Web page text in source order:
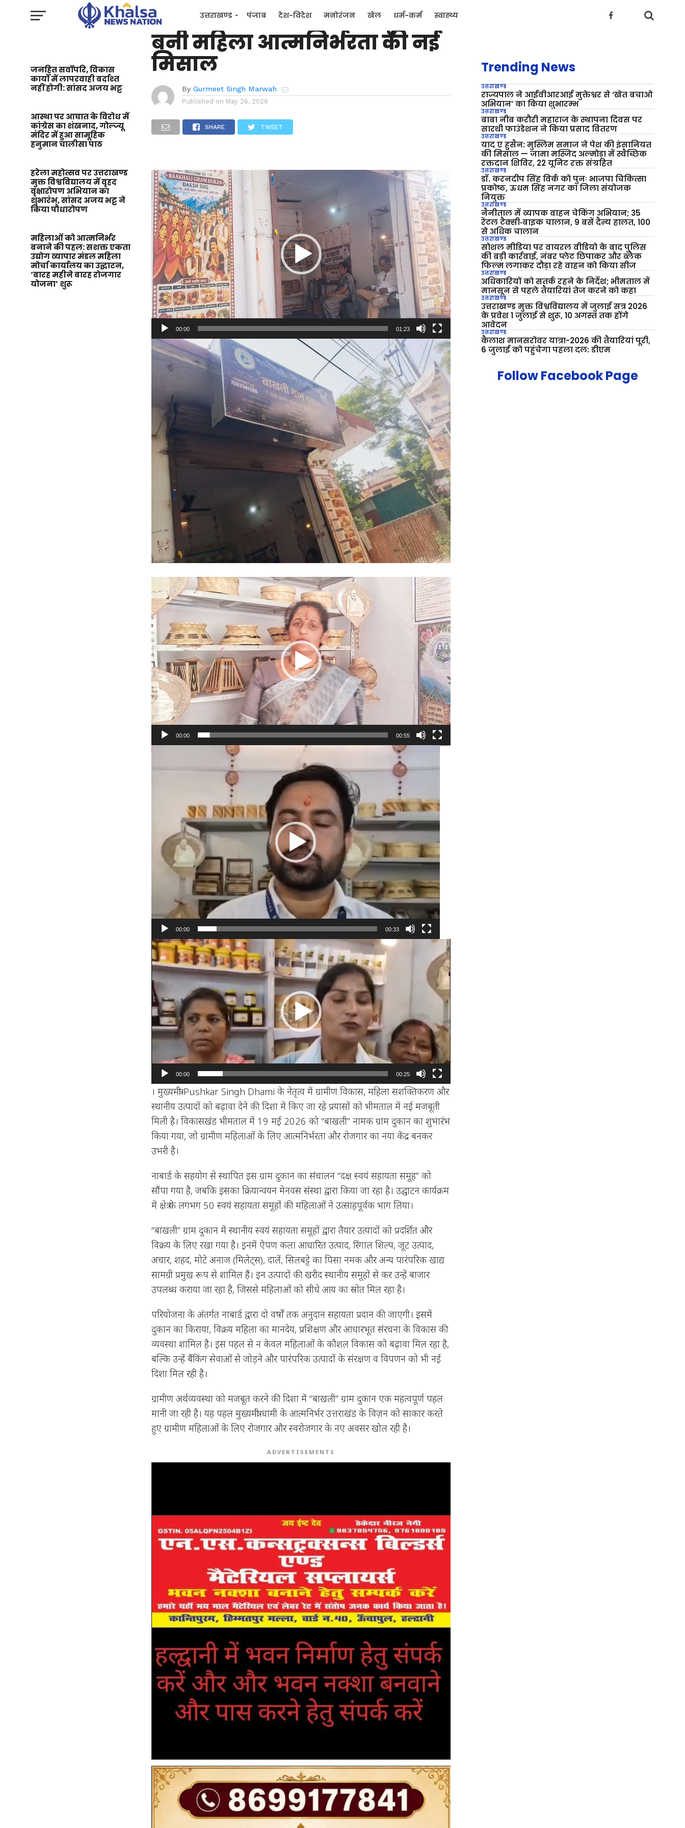
उत्तराखण्ड पंजाब देश-विदेश मनोरंजन खेल धर्म-कर्म स्वास्थ्य
प्रशासनिक जन मुद्दे
जनहित सर्वोपरि, विकास
कार्यों में लापरवाही बर्दाश्त
नहीं होगी: सांसद अजय भट्ट
आस्था पर आघात के विरोध में
कांग्रेस का शंखनाद, गोल्ज्यू
मंदिर में हुआ सामूहिक
हनुमान चालीसा पाठ
हरेला महोत्सव पर उत्तराखण्ड
मुक्त विश्वविद्यालय में वृहद
वृक्षारोपण अभियान का
शुभारंभ, सांसद अजय भट्ट ने
किया पौधारोपण
महिलाओं को आत्मनिर्भर
बनाने की पहल: सशक्त एकता
उद्योग व्यापार मंडल महिला
मोर्चा कार्यालय का उद्घाटन,
‘बारह महीने बारह रोजगार
योजना’ शुरू
भीमताल में ‘बाखली’ ग्राम दुकान
बनी महिला आत्मनिर्भरता की नई
मिसाल
By Gurmeet Singh Marwah
Published on May 26, 2026
SHARE TWEET
Video
Player
00:00 01:23
Video
Player
00:00 00:55
Video
00:00 00:33
Video
Player
00:00 00:25
। मुख्यमंत्री Pushkar Singh Dhami के नेतृत्व में ग्रामीण विकास, महिला सशक्तिकरण और
स्थानीय उत्पादों को बढ़ावा देने की दिशा में किए जा रहे प्रयासों को भीमताल में नई मजबूती
मिली है। विकासखंड भीमताल में 19 मई 2026 को “बाखली” नामक ग्राम दुकान का शुभारंभ
किया गया, जो ग्रामीण महिलाओं के लिए आत्मनिर्भरता और रोजगार का नया केंद्र बनकर
उभरी है।
नाबार्ड के सहयोग से स्थापित इस ग्राम दुकान का संचालन “दक्ष स्वयं सहायता समूह” को
सौंपा गया है, जबकि इसका क्रियान्वयन मेनवस संस्था द्वारा किया जा रहा है। उद्घाटन कार्यक्रम
में क्षेत्र के लगभग 50 स्वयं सहायता समूहों की महिलाओं ने उत्साहपूर्वक भाग लिया।
“बाखली” ग्राम दुकान में स्थानीय स्वयं सहायता समूहों द्वारा तैयार उत्पादों को प्रदर्शित और
विक्रय के लिए रखा गया है। इनमें ऐपण कला आधारित उत्पाद, रिंगाल शिल्प, जूट उत्पाद,
अचार, शहद, मोटे अनाज (मिलेट्स), दालें, सिलबट्टे का पिसा नमक और अन्य पारंपरिक खाद्य
सामग्री प्रमुख रूप से शामिल हैं। इन उत्पादों की खरीद स्थानीय समूहों से कर उन्हें बाजार
उपलब्ध कराया जा रहा है, जिससे महिलाओं को सीधे आय का स्रोत मिल रहा है।
परियोजना के अंतर्गत नाबार्ड द्वारा दो वर्षों तक अनुदान सहायता प्रदान की जाएगी। इसमें
दुकान का किराया, विक्रय महिला का मानदेय, प्रशिक्षण और आधारभूत संरचना के विकास की
व्यवस्था शामिल है। इस पहल से न केवल महिलाओं के कौशल विकास को बढ़ावा मिल रहा है,
बल्कि उन्हें बैंकिंग सेवाओं से जोड़ने और पारंपरिक उत्पादों के संरक्षण व विपणन को भी नई
दिशा मिल रही है।
ग्रामीण अर्थव्यवस्था को मजबूत करने की दिशा में “बाखली” ग्राम दुकान एक महत्वपूर्ण पहल
मानी जा रही है। यह पहल मुख्यमंत्री धामी के आत्मनिर्भर उत्तराखंड के विज़न को साकार करते
हुए ग्रामीण महिलाओं के लिए रोजगार और स्वरोजगार के नए अवसर खोल रही है।
ADVERTISEMENTS
Trending News
उत्तराखण्ड
राज्यपाल ने आईवीआरआई मुक्तेश्वर से ‘खेत बचाओ
अभियान’ का किया शुभारम्भ
उत्तराखण्ड
बाबा नीब करौरी महाराज के स्थापना दिवस पर
सारथी फाउंडेशन ने किया प्रसाद वितरण
उत्तराखण्ड
याद ए हुसैन: मुस्लिम समाज ने पेश की इंसानियत
की मिसाल — जामा मस्जिद अल्मोड़ा में स्वैच्छिक
रक्तदान शिविर, 22 यूनिट रक्त संग्रहित
उत्तराखण्ड
डॉ. करनदीप सिंह विर्क को पुनः भाजपा चिकित्सा
प्रकोष्ठ, ऊधम सिंह नगर का जिला संयोजक
नियुक्त
उत्तराखण्ड
नैनीताल में व्यापक वाहन चेकिंग अभियान; 35
रेंटल टैक्सी‑बाइक चालान, 9 बसें दैन्य हालत, 100
से अधिक चालान
उत्तराखण्ड
सोशल मीडिया पर वायरल वीडियो के बाद पुलिस
की बड़ी कार्रवाई, नंबर प्लेट छिपाकर और ब्लैक
फिल्म लगाकर दौड़ा रहे वाहन को किया सीज
उत्तराखण्ड
अधिकारियों को सतर्क रहने के निर्देश; भीमताल में
मानसून से पहले तैयारियां तेज करने को कहा
उत्तराखण्ड
उत्तराखण्ड मुक्त विश्वविद्यालय में जुलाई सत्र 2026
के प्रवेश 1 जुलाई से शुरू, 10 अगस्त तक होंगे
आवेदन
उत्तराखण्ड
कैलाश मानसरोवर यात्रा-2026 की तैयारियां पूरी,
6 जुलाई को पहुंचेगा पहला दल: डीएम
Follow Facebook Page